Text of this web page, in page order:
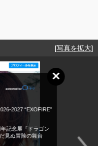
[写真を拡大]
×
2027 “EXOFIRE”
記念展『ドラゴン
見ぬ冒険の舞台